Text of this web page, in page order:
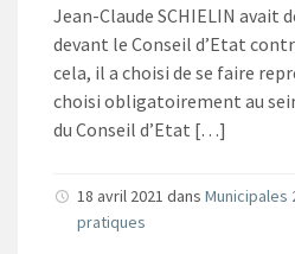
Jean-Claude SCHIELIN avait
devant le Conseil d’Etat
cela, il a choisi de se faire
choisi obligatoirement au
du Conseil d’Etat […]
18 avril 2021 dans Municipales
pratiques